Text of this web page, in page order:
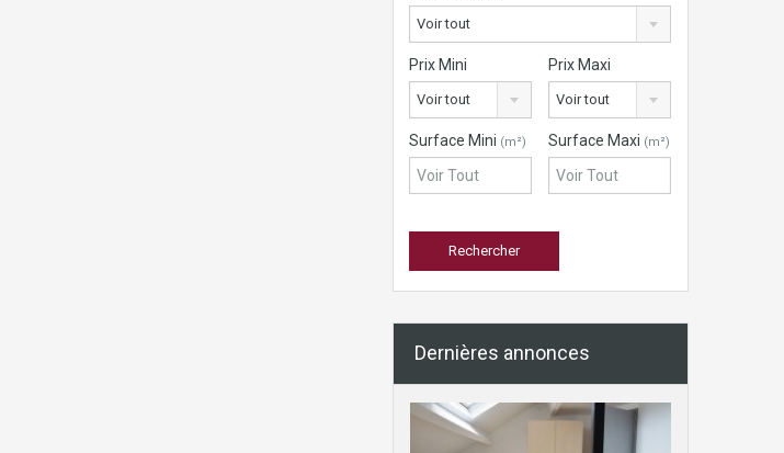
Voir tout
Prix Mini
Voir tout
Prix Maxi
Voir tout
Surface Mini (m²) Surface Maxi (m²)
Dernières annonces